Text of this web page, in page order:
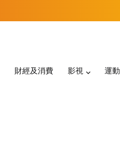
財經及消費 影視 運動